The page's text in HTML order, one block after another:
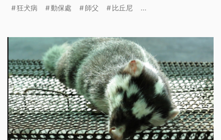
左手包著紗布，三個禮拜前的傷，到現在還沒癒合，
口，連皮都被扯下來。 老人家到現在還心有餘悸，
趕來救她的其他師
狂犬病 動保處 師父 比丘尼 ...